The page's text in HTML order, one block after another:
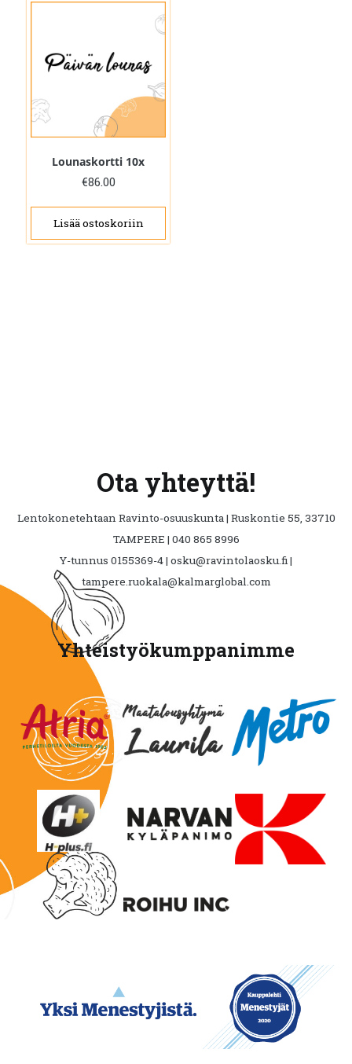
Lounaskortti 10x
€86.00
Lisää ostoskoriin
Ota yhteyttä!
Lentokonetehtaan Ravinto-osuuskunta | Ruskontie 55, 33710
TAMPERE | 040 865 8996
Y-tunnus 0155369-4 | osku@ravintolaosku.fi |
tampere.ruokala@kalmarglobal.com
Yhteistyökumppanimme